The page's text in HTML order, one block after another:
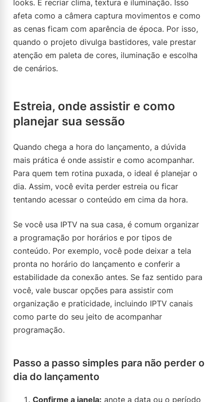
looks. É recriar clima, textura e iluminação. Isso
afeta como a câmera captura movimentos e como
as cenas ficam com aparência de época. Por isso,
quando o projeto divulga bastidores, vale prestar
atenção em paleta de cores, iluminação e escolha
de cenários.
Estreia, onde assistir e como
planejar sua sessão
Quando chega a hora do lançamento, a dúvida
mais prática é onde assistir e como acompanhar.
Para quem tem rotina puxada, o ideal é planejar o
dia. Assim, você evita perder estreia ou ficar
tentando acessar o conteúdo em cima da hora.
Se você usa IPTV na sua casa, é comum organizar
a programação por horários e por tipos de
conteúdo. Por exemplo, você pode deixar a tela
pronta no horário do lançamento e conferir a
estabilidade da conexão antes. Se faz sentido para
você, vale buscar opções para assistir com
organização e praticidade, incluindo IPTV canais
como parte do seu jeito de acompanhar
programação.
Passo a passo simples para não perder o
dia do lançamento
Confirme a janela: anote a data ou o período